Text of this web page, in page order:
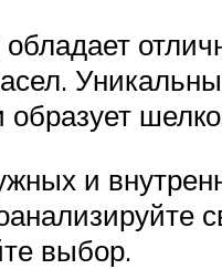
и
выбор.